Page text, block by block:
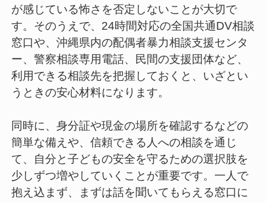
が感じている怖さを否定しないことが大切で
す。そのうえで、24時間対応の全国共通DV相談
窓口や、沖縄県内の配偶者暴力相談支援センタ
ー、警察相談専用電話、民間の支援団体など、
利用できる相談先を把握しておくと、いざとい
うときの安心材料になります。
同時に、身分証や現金の場所を確認するなどの
簡単な備えや、信頼できる人への相談を通じ
て、自分と子どもの安全を守るための選択肢を
少しずつ増やしていくことが重要です。一人で
抱え込まず、まずは話を聞いてもらえる窓口に